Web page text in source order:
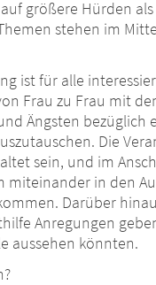
größere Hürden als
stehen im
ist für alle
Frau zu Frau mit
Ängsten bezüglich
Die
sein, und im
miteinander in den
Darüber
Anregungen
aussehen könnten.